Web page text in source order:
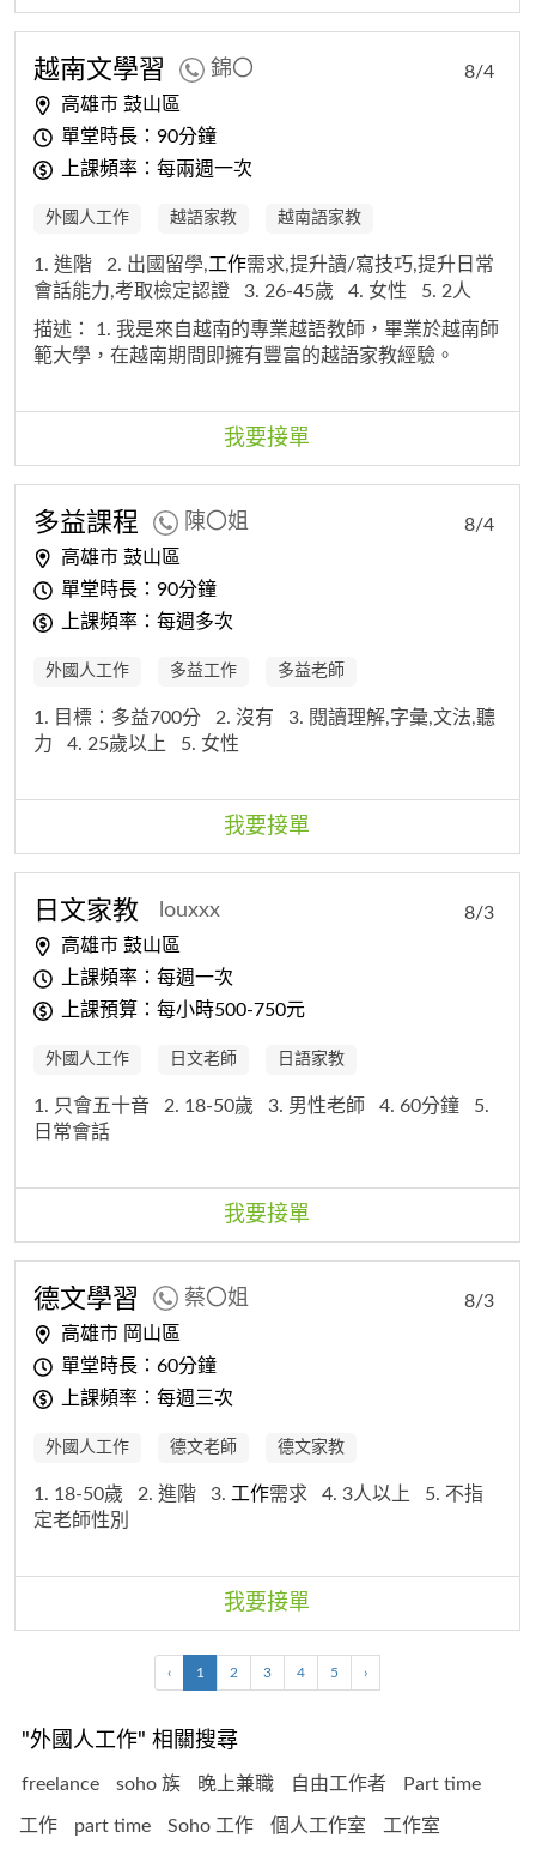
越南文學習 錦〇
高雄市 鼓山區
單堂時長：90分鐘
上課頻率：每兩週一次
8/4
外國人工作 越語家教 越南語家教
1. 進階 2. 出國留學,工作需求,提升讀/寫技巧,提升日常
會話能力,考取檢定認證
3. 26-45歲 4. 女性
5. 2人
描述： 1. 我是來自越南的專業越語教師，畢業於越南師
範大學，在越南期間即擁有豐富的越語家教經驗。
我要接單
多益課程 陳〇姐
高雄市 鼓山區
單堂時長：90分鐘
上課頻率：每週多次
8/4
外國人工作 多益工作 多益老師
1. 目標：多益700分 2. 沒有
3. 閱讀理解,字彙,文法,聽
力
4. 25歲以上 5. 女性
我要接單
日文家教 louxxx
高雄市 鼓山區
上課頻率：每週一次
上課預算：每小時500-750元
8/3
外國人工作 日文老師 日語家教
1. 只會五十音 2. 18-50歲 3. 男性老師 4. 60分鐘
5.
日常會話
我要接單
德文學習 蔡〇姐
高雄市 岡山區
單堂時長：60分鐘
上課頻率：每週三次
8/3
外國人工作 德文老師 德文家教
1. 18-50歲 2. 進階 3. 工作需求 4. 3人以上
5. 不指
定老師性別
我要接單
‹ 1 2 3 4 5 ›
"外國人工作" 相關搜尋
freelance soho 族 晚上兼職 自由工作者 Part time
工作 part time Soho 工作 個人工作室 工作室